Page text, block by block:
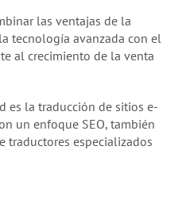
las ventajas de la
tecnología avanzada con el
al crecimiento de la venta
es la traducción de sitios e-
un enfoque SEO, también
traductores especializados